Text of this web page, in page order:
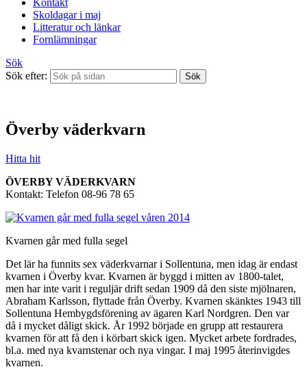
Skoldagar i maj
Litteratur och länkar
Fornlämningar
Sök
Sök efter:
Överby väderkvarn
Hitta hit
ÖVERBY VÄDERKVARN
Kontakt: Telefon 08-96 78 65
Kvarnen går med fulla segel
Det lär ha funnits sex väderkvarnar i Sollentuna, men idag är endast
kvarnen i Överby kvar. Kvarnen är byggd i mitten av 1800-talet,
men har inte varit i reguljär drift sedan 1909 då den siste mjölnaren,
Abraham Karlsson, flyttade från Överby. Kvarnen skänktes 1943 till
Sollentuna Hembygdsförening av ägaren Karl Nordgren. Den var
då i mycket dåligt skick. År 1992 började en grupp att restaurera
kvarnen för att få den i körbart skick igen. Mycket arbete fordrades,
bl.a. med nya kvarnstenar och nya vingar. I maj 1995 återinvigdes
kvarnen.